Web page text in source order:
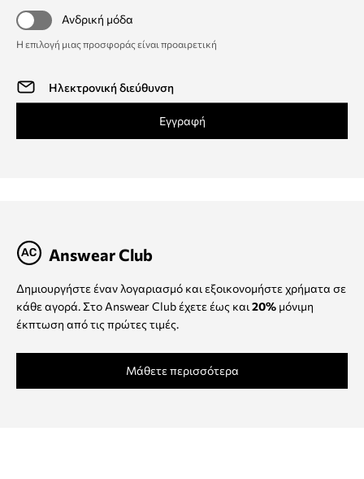
Ανδρική μόδα
Η επιλογή μιας προσφοράς είναι προαιρετική
Εγγραφή
Answear Club
Δημιουργήστε έναν λογαριασμό και εξοικονομήστε χρήματα σε
κάθε αγορά. Στο Answear Club έχετε έως και 20% μόνιμη
έκπτωση από τις πρώτες τιμές.
Μάθετε περισσότερα